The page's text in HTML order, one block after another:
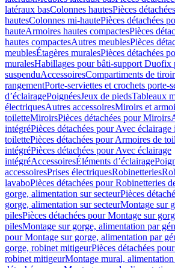
latéraux basColonnes hautesPièces
hautesColonnes mi-hautePièces détachées
hauteArmoires hautes compactesPièces
hautes compactesAutres meublesPièces
meublesÉtagères muralesPièces détachées
muralesHabillages pour bâti-support Duofix
suspenduAccessoiresCompartiments de
rangementPorte-serviettes et crochets porte-
d’éclairagePoignéesJeux de piedsTableaux
électriquesAutres accessoiresMiroirs et
toiletteMiroirsPièces détachées pour Miroirs
intégréPièces détachées pour Avec éclairage
toilettePièces détachées pour Armoires de
intégréPièces détachées pour Avec éclairage
intégréAccessoiresÉléments d’éclairage
accessoiresPrises électriquesRobinetteries
lavaboPièces détachées pour Robinetteries
gorge, alimentation sur secteurPièces
gorge, alimentation sur secteurMontage sur
pilesPièces détachées pour Montage sur
pilesMontage sur gorge, alimentation par
pour Montage sur gorge, alimentation par
gorge, robinet mitigeurPièces détachées
robinet mitigeurMontage mural, alimentation